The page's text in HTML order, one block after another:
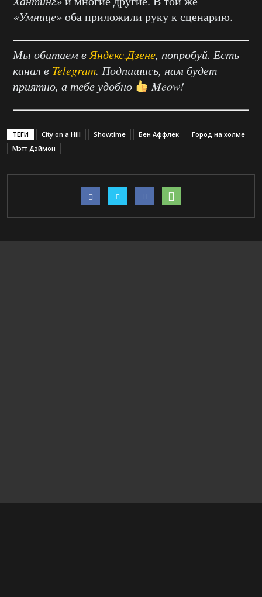
«Умнице»оба приложили руку к сценарию.
Мы обитаем в Яндекс.Дзене, попробуй. Есть
канал в Telegram. Подпишись, нам будет
приятно, а тебе удобно
Meow!
ТЕГИ City on a Hill Showtime Бен Аффлек
Город на холме
Мэтт Дэймон